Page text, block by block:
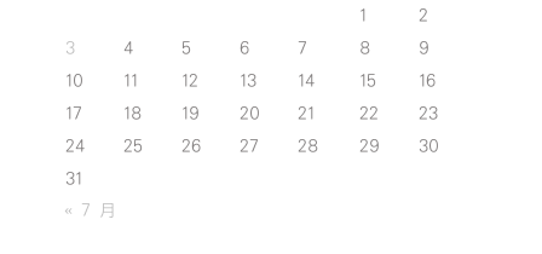
1
2
3
4 5 6 7 8
9
10
11 12 13 14 15
16
17
18 19 20 21 22
23
24
25 26 27 28 29
30
31
« 7 月